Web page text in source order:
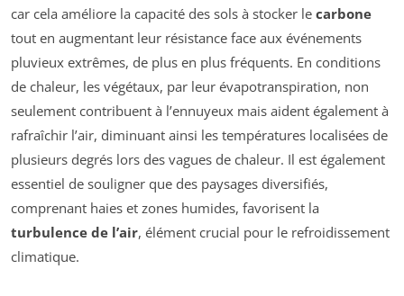
car cela améliore la capacité des sols à stocker le carbone
tout en augmentant leur résistance face aux événements
pluvieux extrêmes, de plus en plus fréquents. En conditions
de chaleur, les végétaux, par leur évapotranspiration, non
seulement contribuent à l’ennuyeux mais aident également à
rafraîchir l’air, diminuant ainsi les températures localisées de
plusieurs degrés lors des vagues de chaleur. Il est également
essentiel de souligner que des paysages diversifiés,
comprenant haies et zones humides, favorisent la
turbulence de l’air, élément crucial pour le refroidissement
climatique.